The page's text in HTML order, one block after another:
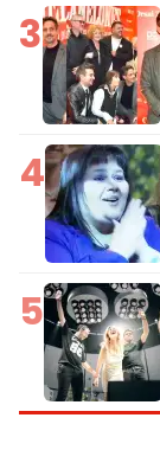
3
4
5